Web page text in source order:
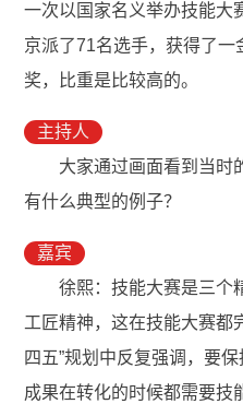
一次以国家名义举办技能大
京派了71名选手，获得了
奖，比重是比较高的。
主持人
大家通过画面看到当时
有什么典型的例子？
嘉宾
徐熙：技能大赛是三个
工匠精神，这在技能大赛都
四五”规划中反复强调，要
成果在转化的时候都需要技